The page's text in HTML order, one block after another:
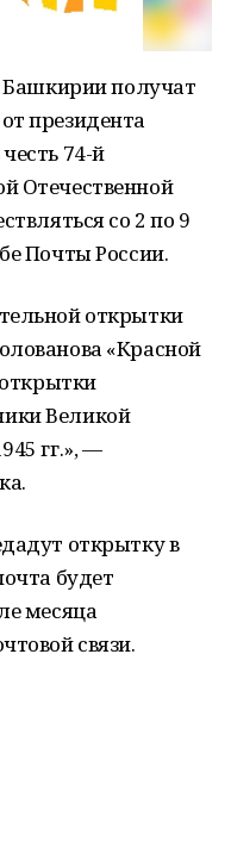
Башкирии получат
президента
74-й
Отечественной
со 2 по 9
Почты России.
открытки
«Красной
Великой
гг.», —
открытку в
будет
месяца
связи.